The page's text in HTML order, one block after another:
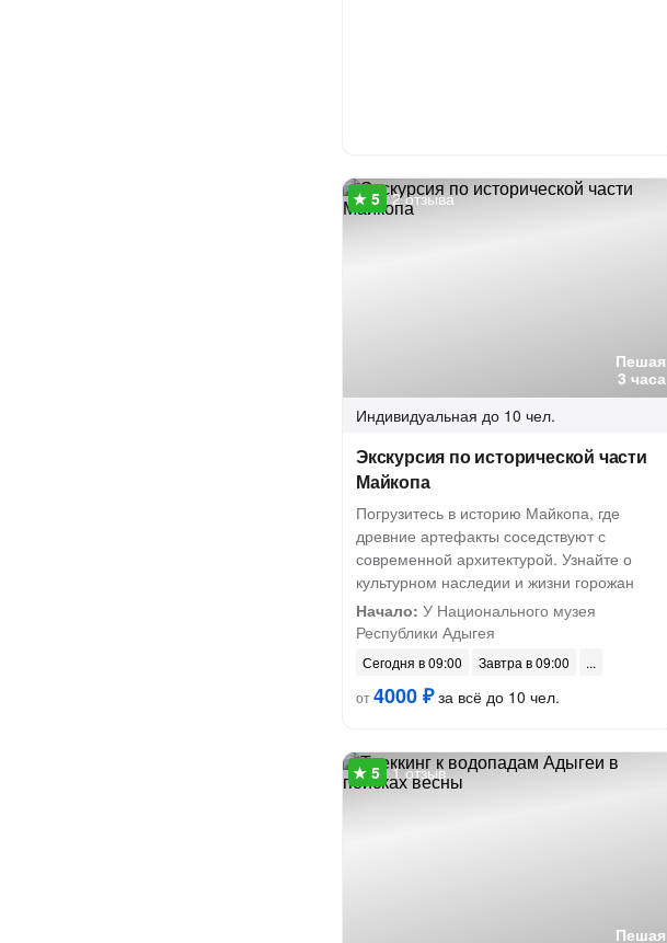
Пешая
3 часа
2 отзыва
Индивидуальная до 10 чел.
Экскурсия по исторической части
Майкопа
Погрузитесь в историю Майкопа, где
древние артефакты соседствуют с
современной архитектурой. Узнайте о
культурном наследии и жизни горожан
Начало: У Национального музея
Республики Адыгея
Сегодня в 09:00
Завтра в 09:00
от4000 ₽за всё до 10 чел.
Пешая
1 отзыв